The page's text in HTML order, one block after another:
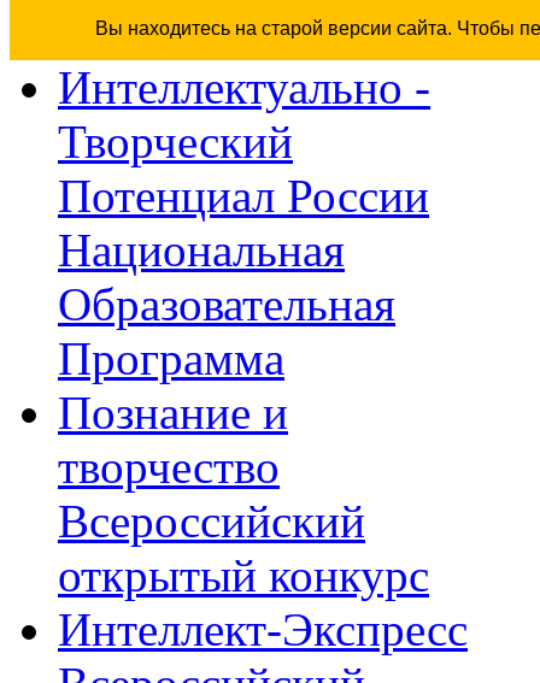
Вы находитесь на старой версии сайта. Чтобы
Интеллектуально -
Творческий
Потенциал России
Национальная
Образовательная
Программа
Познание и
творчество
Всероссийский
открытый конкурс
Интеллект-Экспресс